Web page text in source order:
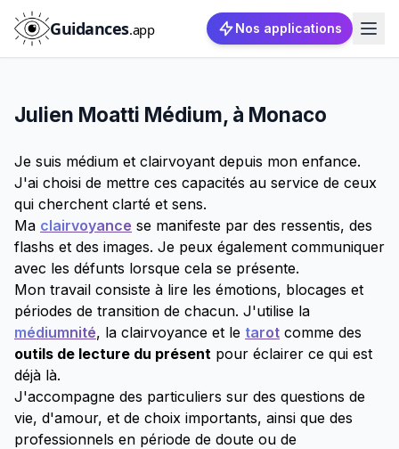
Guidances.app Nos applications
Julien Moatti Médium, à Monaco
Je suis médium et clairvoyant depuis mon enfance.
J'ai choisi de mettre ces capacités au service de ceux
qui cherchent clarté et sens.
Ma clairvoyance se manifeste par des ressentis, des
flashs et des images. Je peux également communiquer
avec les défunts lorsque cela se présente.
Mon travail consiste à lire les émotions, blocages et
périodes de transition de chacun. J'utilise la
médiumnité, la clairvoyance et le tarot comme des
outils de lecture du présent pour éclairer ce qui est
déjà là.
J'accompagne des particuliers sur des questions de
vie, d'amour, et de choix importants, ainsi que des
professionnels en période de doute ou de